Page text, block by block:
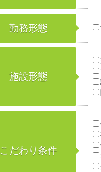
勤務形態
施設形態
こだわり条件